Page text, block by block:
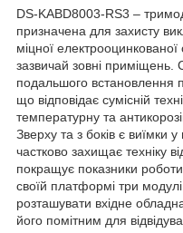
DS-KABD8003-RS3 –
призначена для захисту
міцної електрооцинкованої
зазвичай зовні приміщень.
подальшого встановлення
що відповідає сумісній
температурну та
Зверху та з боків є виїмки
частково захищає техніку
покращує показники
своїй платформі три
розташувати вхідне
його помітним для